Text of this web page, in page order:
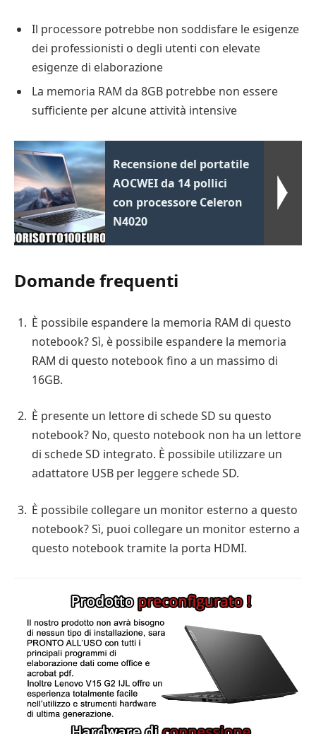
Il processore potrebbe non soddisfare le esigenze
dei professionisti o degli utenti con elevate
esigenze di elaborazione
La memoria RAM da 8GB potrebbe non essere
sufficiente per alcune attività intensive
Recensione del portatile
AOCWEI da 14 pollici
con processore Celeron
N4020
Domande frequenti
È possibile espandere la memoria RAM di questo
notebook? Sì, è possibile espandere la memoria
RAM di questo notebook fino a un massimo di
16GB.
È presente un lettore di schede SD su questo
notebook? No, questo notebook non ha un lettore
di schede SD integrato. È possibile utilizzare un
adattatore USB per leggere schede SD.
È possibile collegare un monitor esterno a questo
notebook? Sì, puoi collegare un monitor esterno a
questo notebook tramite la porta HDMI.